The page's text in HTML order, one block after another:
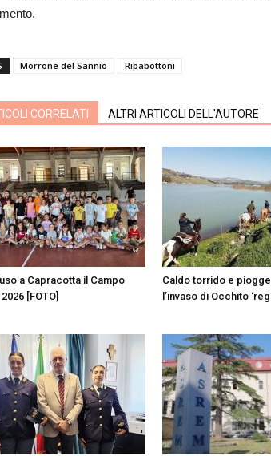
Morrone del Sannio Ripabottoni
CORRELATI ALTRI ARTICOLI DELL'AUTORE
a Capracotta il Campo
[FOTO]
Caldo torrido e
l’invaso di Occhito